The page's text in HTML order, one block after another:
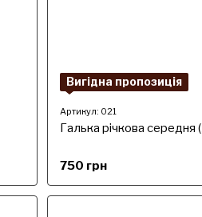
Вигідна пропозиція
Артикул: 021
Галька річкова
750 грн